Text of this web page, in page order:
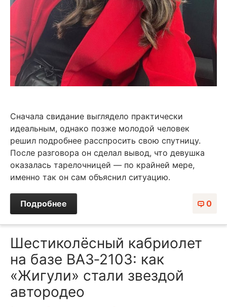
Сначала свидание выглядело практически
идеальным, однако позже молодой человек
решил подробнее расспросить свою спутницу.
После разговора он сделал вывод, что девушка
оказалась тарелочницей — по крайней мере,
именно так он сам объяснил ситуацию.
0
Подробнее
Шестиколёсный кабриолет
на базе ВАЗ‑2103: как
«Жигули» стали звездой
автородео